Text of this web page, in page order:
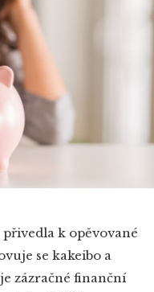
k opěvované
se kakeibo a
zázračné finanční